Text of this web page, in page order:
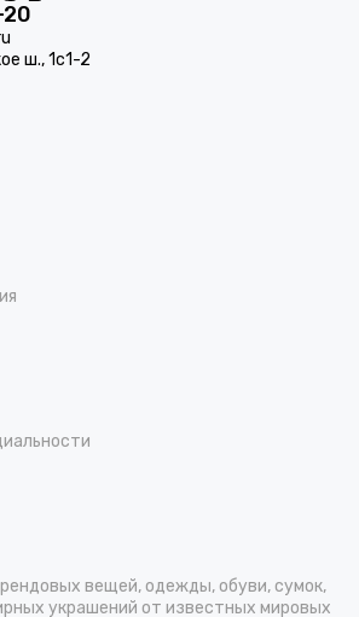
ш., 1с1-2
вещей, одежды, обуви, сумок,
украшений от известных мировых